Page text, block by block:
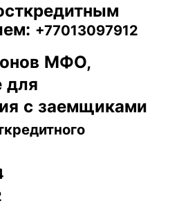
+77013097912
МФО,
для
с заемщиками